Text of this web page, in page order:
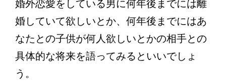
婚外恋愛をしている男に何年後までには離
婚していて欲しいとか、何年後までにはあ
なたとの子供が何人欲しいとかの相手との
具体的な将来を語ってみるといいでしょ
う。